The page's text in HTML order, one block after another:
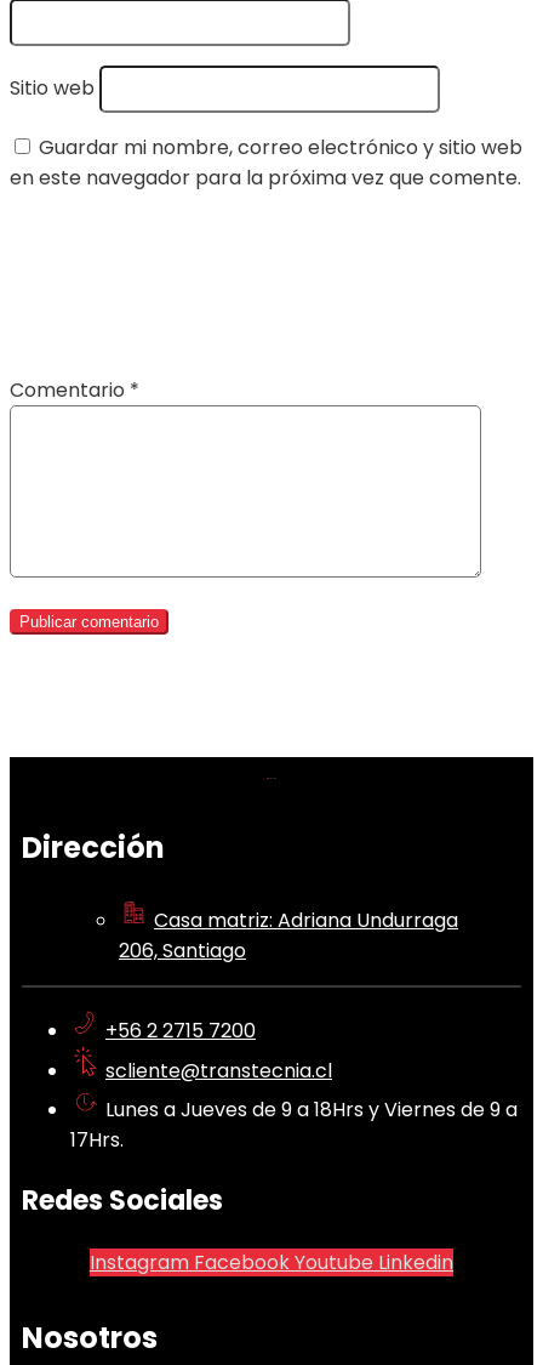
Sitio web
Guardar mi nombre, correo electrónico y sitio web
en este navegador para la próxima vez que comente.
Comentario *
Dirección
Casa matriz: Adriana Undurraga
206, Santiago
+56 2 2715 7200
scliente@transtecnia.cl
Lunes a Jueves de 9 a 18Hrs y Viernes de 9 a
17Hrs.
Redes Sociales
Instagram FacebookYoutube Linkedin
Nosotros